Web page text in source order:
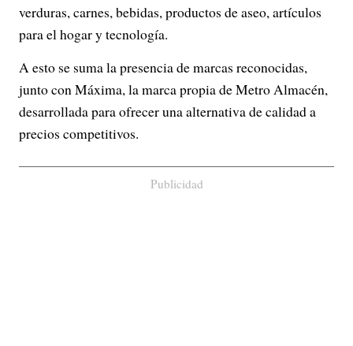
verduras, carnes, bebidas, productos de aseo, artículos
para el hogar y tecnología.
A esto se suma la presencia de marcas reconocidas,
junto con Máxima, la marca propia de Metro Almacén,
desarrollada para ofrecer una alternativa de calidad a
precios competitivos.
Publicidad